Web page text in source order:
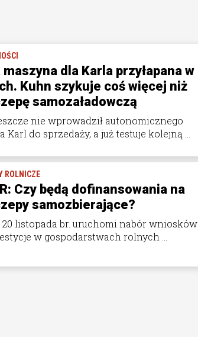
maszyna dla Karla przyłapana w
Kuhn szykuje coś więcej niż
samozaładowczą
nie wprowadził autonomicznego
Karl do sprzedaży, a już testuje kolejną ...
ROLNICZE
Czy będą dofinansowania na
samozbierające?
20 listopada br. uruchomi nabór wniosków
w gospodarstwach rolnych ...